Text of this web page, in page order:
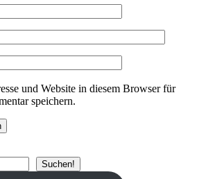
und Website in diesem Browser für
speichern.
Suchen!